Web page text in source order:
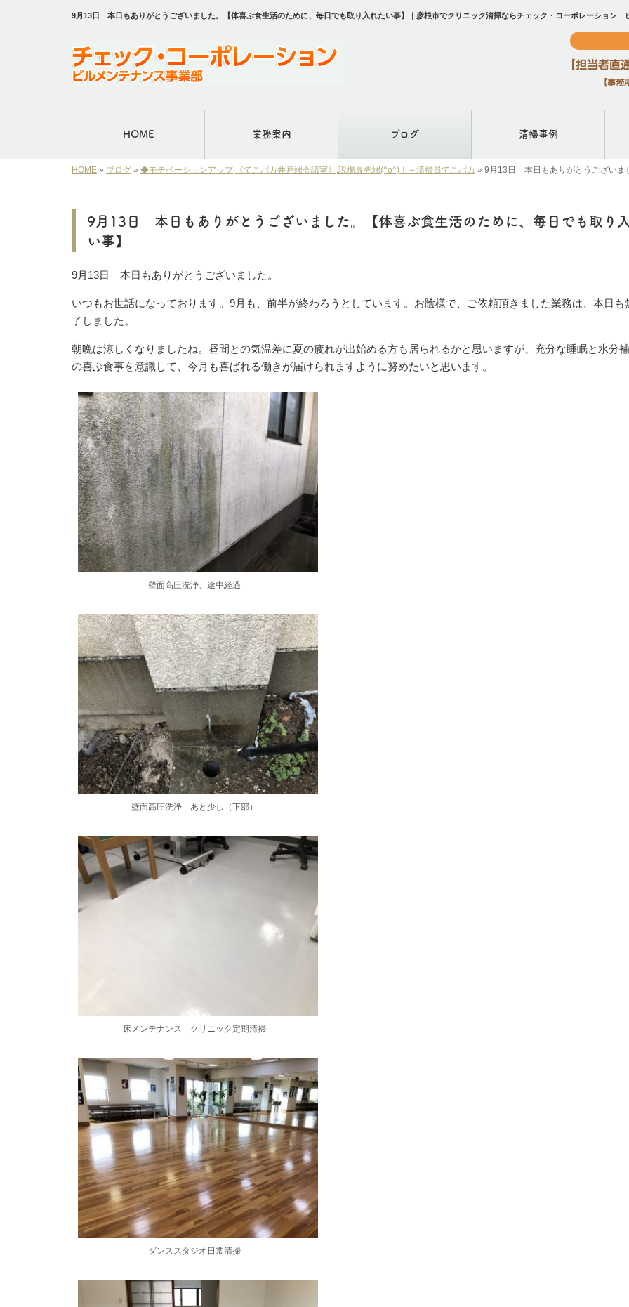
9月13日 本日もありがとうございました。【体喜ぶ食生活のために、毎日でも取り入れたい事】｜彦根市でクリニック清掃ならチェック・コーポレーション
HOME 業務案内 ブログ 清掃事例
HOME » ブログ » ◆モチベーションアップ, 《てこパカ井戸端会議室》 ,現場最先端(^o^)！～清掃員てこパカ » 9月13日 本日もありがとうございま
9月13日 本日もありがとうございました。【体喜ぶ食生活のために、毎日でも取り
い事】
9月13日 本日もありがとうございました。
いつもお世話になっております。9月も、前半が終わろうとしています。お陰様で、ご依頼頂きました業務は、本日も
了しました。
朝晩は涼しくなりましたね。昼間との気温差に夏の疲れが出始める方も居られるかと思いますが、充分な睡眠と水分
の喜ぶ食事を意識して、今月も喜ばれる働きが届けられますように努めたいと思います。
壁面高圧洗浄、途中経過
壁面高圧洗浄 あと少し（下部）
床メンテナンス クリニック定期清掃
ダンススタジオ日常清掃